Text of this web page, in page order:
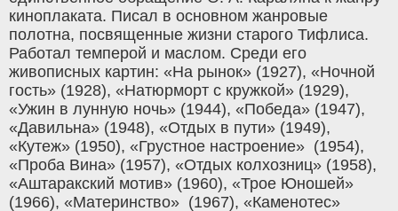
киноплаката. Писал в основном жанровые
полотна, посвященные жизни старого Тифлиса.
Работал темперой и маслом. Среди его
живописных картин: «На рынок» (1927), «Ночной
гость» (1928), «Натюрморт с кружкой» (1929),
«Ужин в лунную ночь» (1944), «Победа» (1947),
«Давильна» (1948), «Отдых в пути» (1949),
«Кутеж» (1950), «Грустное настроение» (1954),
«Проба Вина» (1957), «Отдых колхозниц» (1958),
«Аштаракский мотив» (1960), «Трое Юношей»
(1966), «Материнство» (1967), «Каменотес»